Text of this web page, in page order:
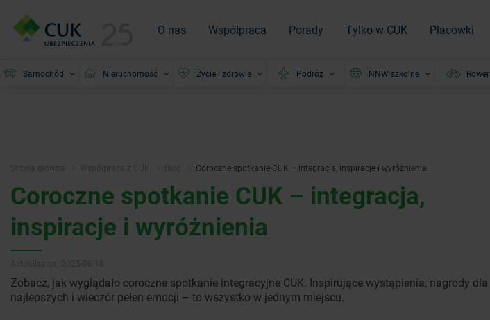
O nas Współpraca Porady Tylko w CUK Placówki
Samochód Nieruchomość Życie i zdrowie Podróż NNW szkolne Rower
Coroczne spotkanie CUK – integracja, inspiracje i wyróżnienia
Coroczne spotkanie CUK – integracja,
inspiracje i wyróżnienia
Zobacz, jak wyglądało coroczne spotkanie integracyjne CUK. Inspirujące wystąpienia, nagrody dla
najlepszych i wieczór pełen emocji – to wszystko w jednym miejscu.